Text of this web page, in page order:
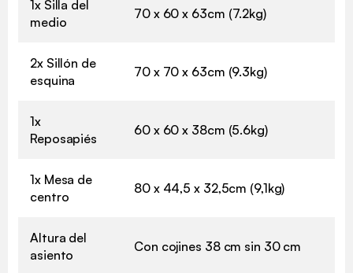
1x Silla del
medio
70 x 60 x 63cm (7.2kg)
2x Sillón de
esquina
70 x 70 x 63cm (9.3kg)
1x
Reposapiés
60 x 60 x 38cm (5.6kg)
1x Mesa de
centro
80 x 44,5 x 32,5cm (9,1kg)
Altura del
asiento
Con cojines 38 cm sin 30 cm